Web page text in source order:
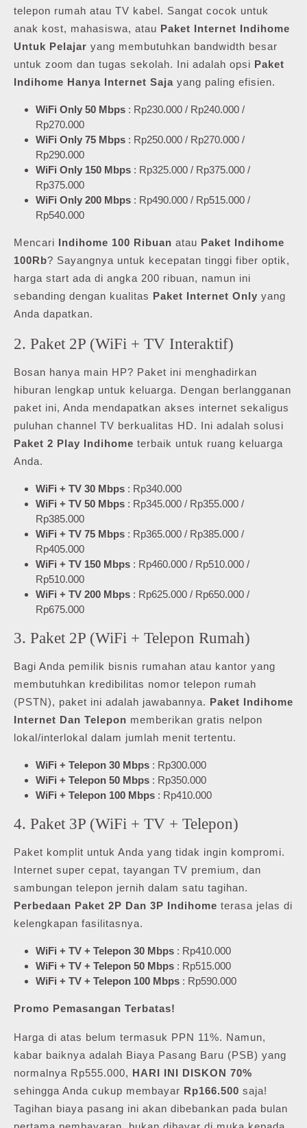
telepon rumah atau TV kabel. Sangat cocok untuk
anak kost, mahasiswa, atau Paket Internet Indihome
Untuk Pelajar yang membutuhkan bandwidth besar
untuk zoom dan tugas sekolah. Ini adalah opsi Paket
Indihome Hanya Internet Saja yang paling efisien.
WiFi Only 50 Mbps : Rp230.000 / Rp240.000 /
Rp270.000
WiFi Only 75 Mbps : Rp250.000 / Rp270.000 /
Rp290.000
WiFi Only 150 Mbps : Rp325.000 / Rp375.000 /
Rp375.000
WiFi Only 200 Mbps : Rp490.000 / Rp515.000 /
Rp540.000
Mencari Indihome 100 Ribuan atau Paket Indihome
100Rb? Sayangnya untuk kecepatan tinggi fiber optik,
harga start ada di angka 200 ribuan, namun ini
sebanding dengan kualitas Paket Internet Only yang
Anda dapatkan.
2. Paket 2P (WiFi + TV Interaktif)
Bosan hanya main HP? Paket ini menghadirkan
hiburan lengkap untuk keluarga. Dengan berlangganan
paket ini, Anda mendapatkan akses internet sekaligus
puluhan channel TV berkualitas HD. Ini adalah solusi
Paket 2 Play Indihome terbaik untuk ruang keluarga
Anda.
WiFi + TV 30 Mbps : Rp340.000
WiFi + TV 50 Mbps : Rp345.000 / Rp355.000 /
Rp385.000
WiFi + TV 75 Mbps : Rp365.000 / Rp385.000 /
Rp405.000
WiFi + TV 150 Mbps : Rp460.000 / Rp510.000 /
Rp510.000
WiFi + TV 200 Mbps : Rp625.000 / Rp650.000 /
Rp675.000
3. Paket 2P (WiFi + Telepon Rumah)
Bagi Anda pemilik bisnis rumahan atau kantor yang
membutuhkan kredibilitas nomor telepon rumah
(PSTN), paket ini adalah jawabannya. Paket Indihome
Internet Dan Telepon memberikan gratis nelpon
lokal/interlokal dalam jumlah menit tertentu.
WiFi + Telepon 30 Mbps : Rp300.000
WiFi + Telepon 50 Mbps : Rp350.000
WiFi + Telepon 100 Mbps : Rp410.000
4. Paket 3P (WiFi + TV + Telepon)
Paket komplit untuk Anda yang tidak ingin kompromi.
Internet super cepat, tayangan TV premium, dan
sambungan telepon jernih dalam satu tagihan.
Perbedaan Paket 2P Dan 3P Indihome terasa jelas di
kelengkapan fasilitasnya.
WiFi + TV + Telepon 30 Mbps : Rp410.000
WiFi + TV + Telepon 50 Mbps : Rp515.000
WiFi + TV + Telepon 100 Mbps : Rp590.000
Promo Pemasangan Terbatas!
Harga di atas belum termasuk PPN 11%. Namun,
kabar baiknya adalah Biaya Pasang Baru (PSB) yang
normalnya Rp555.000, HARI INI DISKON 70%
sehingga Anda cukup membayar Rp166.500 saja!
Tagihan biaya pasang ini akan dibebankan pada bulan